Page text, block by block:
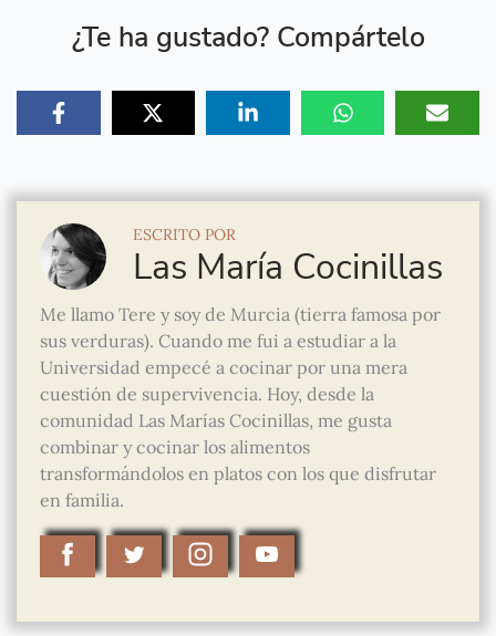
¿Te ha gustado? Compártelo
ESCRITO POR
Las María Cocinillas
Me llamo Tere y soy de Murcia (tierra famosa por
sus verduras). Cuando me fui a estudiar a la
Universidad empecé a cocinar por una mera
cuestión de supervivencia. Hoy, desde la
comunidad Las Marías Cocinillas, me gusta
combinar y cocinar los alimentos
transformándolos en platos con los que disfrutar
en familia.